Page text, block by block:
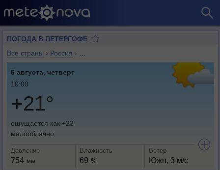
ПОГОДА В ПЕТЕРГОФЕ
Все страны › Россия ›
6 августа, четверг
10:00
+21°
ощущается как +23
малооблачно
Давление
754 мм
Влажность
69 %
Ветер
Южн, 3 м/с